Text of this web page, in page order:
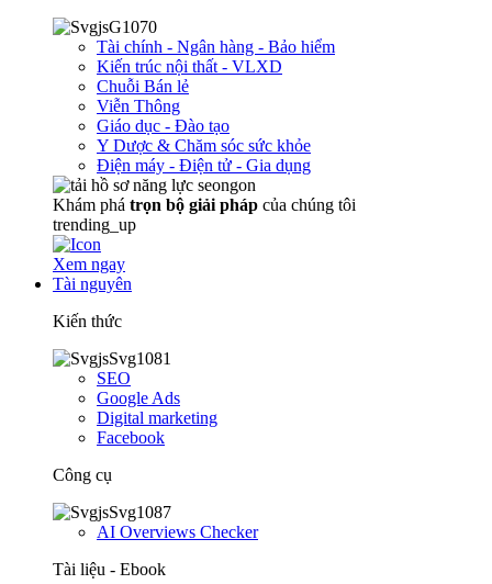
Tài chính - Ngân hàng - Bảo hiểm
Kiến trúc nội thất - VLXD
Chuỗi Bán lẻ
Viễn Thông
Giáo dục - Đào tạo
Y Dược & Chăm sóc sức khỏe
Điện máy - Điện tử - Gia dụng
Khám phá trọn bộ giải pháp của chúng tôi
trending_up
Xem ngay
Tài nguyên
Kiến thức
SEO
Google Ads
Digital marketing
Facebook
Công cụ
AI Overviews Checker
Tài liệu - Ebook